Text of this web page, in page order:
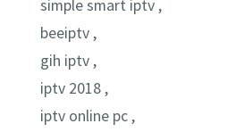
simple smart iptv ,
beeiptv ,
gih iptv ,
iptv 2018 ,
iptv online pc ,